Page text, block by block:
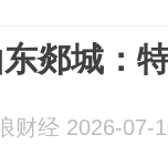
郯城：
财经 2026-07-